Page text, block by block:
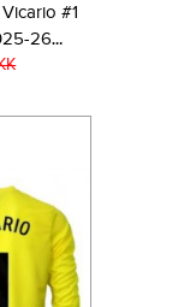
#1
26